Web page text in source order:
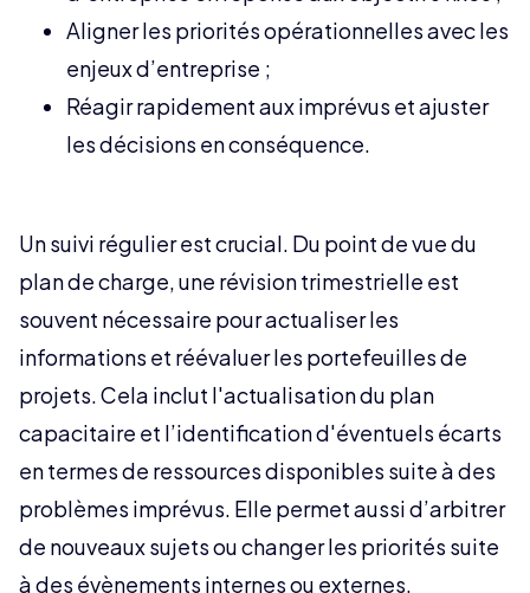
Aligner les priorités opérationnelles avec les
enjeux d’entreprise ;
Réagir rapidement aux imprévus et ajuster
les décisions en conséquence.
Un suivi régulier est crucial. Du point de vue du
plan de charge, une révision trimestrielle est
souvent nécessaire pour actualiser les
informations et réévaluer les portefeuilles de
projets. Cela inclut l'actualisation du plan
capacitaire et l’identification d'éventuels écarts
en termes de ressources disponibles suite à des
problèmes imprévus. Elle permet aussi d’arbitrer
de nouveaux sujets ou changer les priorités suite
à des évènements internes ou externes.